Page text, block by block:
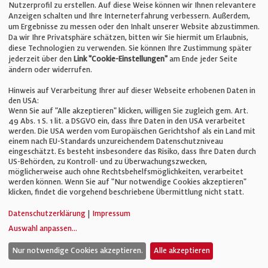
Unternehmen
Impressum
Cookie-Einstellungen
AGB
© Verlag für Fachpublizistik GmbH
Nutzerprofil zu erstellen. Auf diese Weise können wir Ihnen relevantere
Anzeigen schalten und Ihre Interneterfahrung verbessern. Außerdem,
um Ergebnisse zu messen oder den Inhalt unserer Website abzustimmen.
Da wir Ihre Privatsphäre schätzen, bitten wir Sie hiermit um Erlaubnis,
diese Technologien zu verwenden. Sie können Ihre Zustimmung später
jederzeit über den Link "Cookie-Einstellungen" am Ende jeder Seite
ändern oder widerrufen.
Hinweis auf Verarbeitung Ihrer auf dieser Webseite erhobenen Daten in
den USA:
Wenn Sie auf "Alle akzeptieren" klicken, willigen Sie zugleich gem. Art.
49 Abs. 1 S. 1 lit. a DSGVO ein, dass Ihre Daten in den USA verarbeitet
werden. Die USA werden vom Europäischen Gerichtshof als ein Land mit
einem nach EU-Standards unzureichendem Datenschutzniveau
eingeschätzt. Es besteht insbesondere das Risiko, dass Ihre Daten durch
US-Behörden, zu Kontroll- und zu Überwachungszwecken,
möglicherweise auch ohne Rechtsbehelfsmöglichkeiten, verarbeitet
werden können. Wenn Sie auf "Nur notwendige Cookies akzeptieren"
klicken, findet die vorgehend beschriebene Übermittlung nicht statt.
Datenschutzerklärung
Impressum
Auswahl anpassen...
Nur notwendige Cookies akzeptieren. Alle akzeptieren